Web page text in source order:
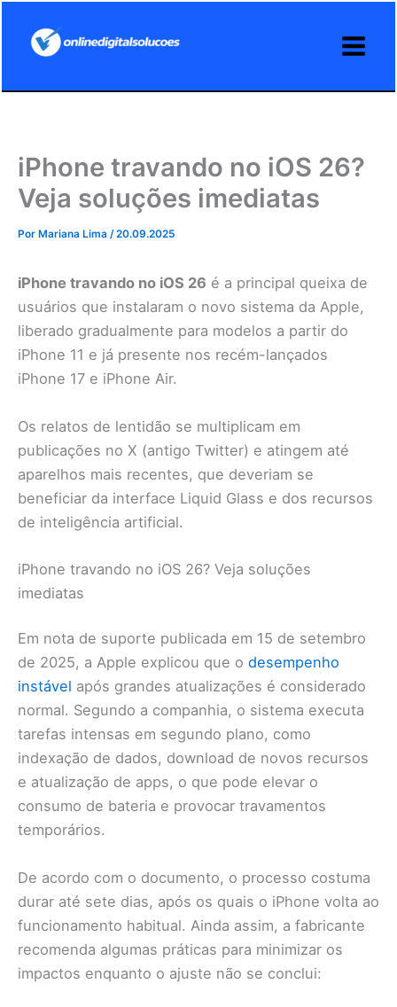
iPhone travando no iOS 26?
Veja soluções imediatas
Por Mariana Lima /20.09.2025
iPhone travando no iOS 26 é a principal queixa de
usuários que instalaram o novo sistema da Apple,
liberado gradualmente para modelos a partir do
iPhone 11 e já presente nos recém-lançados
iPhone 17 e iPhone Air.
Os relatos de lentidão se multiplicam em
publicações no X (antigo Twitter) e atingem até
aparelhos mais recentes, que deveriam se
beneficiar da interface Liquid Glass e dos recursos
de inteligência artificial.
iPhone travando no iOS 26? Veja soluções
imediatas
Em nota de suporte publicada em 15 de setembro
de 2025, a Apple explicou que o desempenho
instável após grandes atualizações é considerado
normal. Segundo a companhia, o sistema executa
tarefas intensas em segundo plano, como
indexação de dados, download de novos recursos
e atualização de apps, o que pode elevar o
consumo de bateria e provocar travamentos
temporários.
De acordo com o documento, o processo costuma
durar até sete dias, após os quais o iPhone volta ao
funcionamento habitual. Ainda assim, a fabricante
recomenda algumas práticas para minimizar os
impactos enquanto o ajuste não se conclui: